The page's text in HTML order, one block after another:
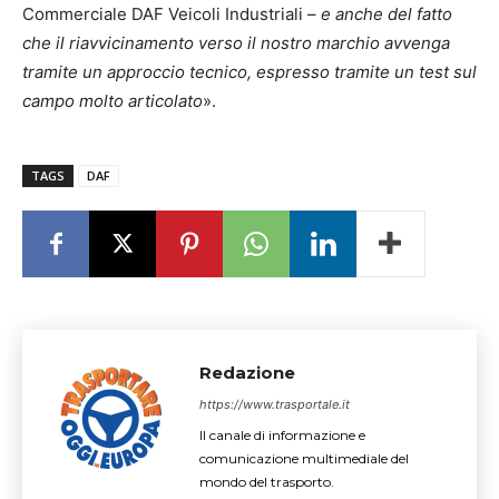
Commerciale DAF Veicoli Industriali – e anche del fatto
che il riavvicinamento verso il nostro marchio avvenga
tramite un approccio tecnico, espresso tramite un test sul
campo molto articolato».
TAGS DAF
Redazione
https://www.trasportale.it
Il canale di informazione e
comunicazione multimediale del
mondo del trasporto.